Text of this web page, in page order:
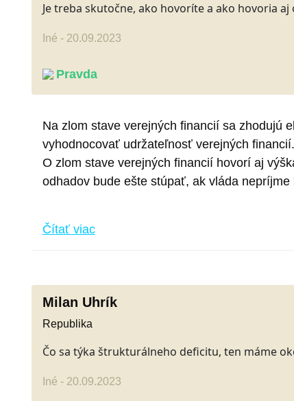
Je treba skutočne, ako hovoríte a ako hovoria
Iné - 20.09.2023
Pravda
Na zlom stave verejných financií sa zhodujú
vyhodnocovať udržateľnosť verejných
O zlom stave verejných financií hovorí aj
odhadov bude ešte stúpať, ak vláda
Čítať viac
Milan Uhrík
Republika
Čo sa týka štrukturálneho deficitu, ten máme
Iné - 20.09.2023